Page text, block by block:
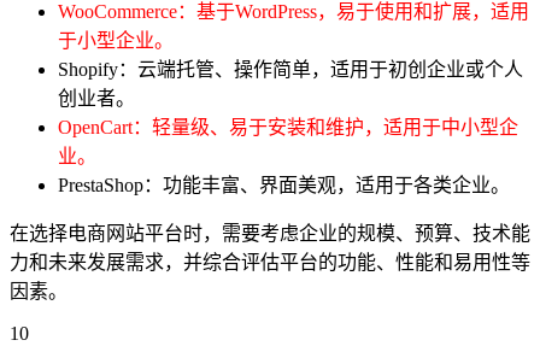
WooCommerce：基于WordPress，易于使用和扩展，适用
于小型企业。
Shopify：云端托管、操作简单，适用于初创企业或个人
创业者。
OpenCart：轻量级、易于安装和维护，适用于中小型企
业。
PrestaShop：功能丰富、界面美观，适用于各类企业。
在选择电商网站平台时，需要考虑企业的规模、预算、技术能
力和未来发展需求，并综合评估平台的功能、性能和易用性等
因素。
10